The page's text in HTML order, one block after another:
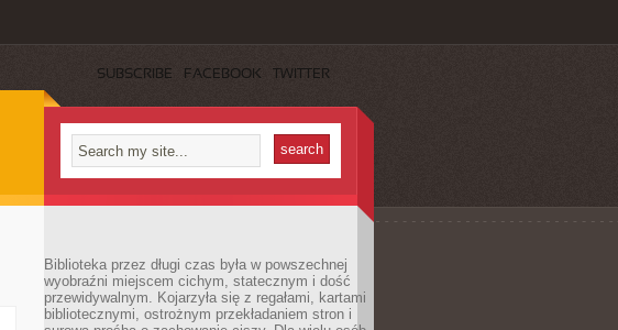
SUBSCRIBE FACEBOOK TWITTER
Biblioteka przez długi czas była w powszechnej
wyobraźni miejscem cichym, statecznym i dość
przewidywalnym. Kojarzyła się z regałami, kartami
bibliotecznymi, ostrożnym przekładaniem stron i